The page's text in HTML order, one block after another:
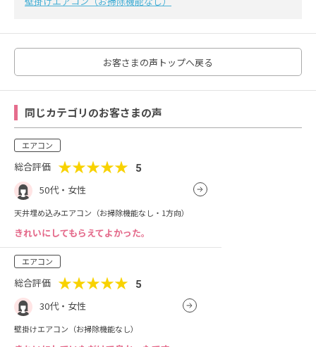
お客さまの声トップへ戻る
同じカテゴリのお客さまの声
エアコン
総合評価 ★★★★★ 5
50代・女性
天井埋め込みエアコン（お掃除機能なし・1方向）
きれいにしてもらえてよかった。
エアコン
総合評価 ★★★★★ 5
30代・女性
壁掛けエアコン（お掃除機能なし）